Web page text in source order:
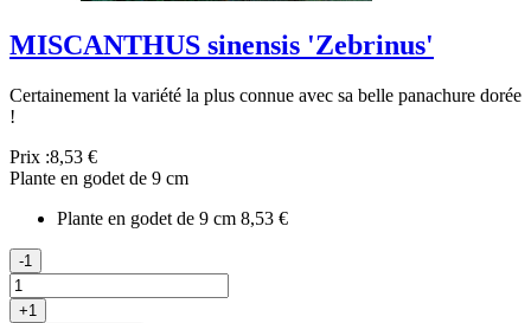
MISCANTHUS sinensis 'Zebrinus'
Certainement la variété la plus connue avec sa belle panachure dorée
!
Prix :8,53 €
Plante en godet de 9 cm
Plante en godet de 9 cm 8,53 €
-1
+1